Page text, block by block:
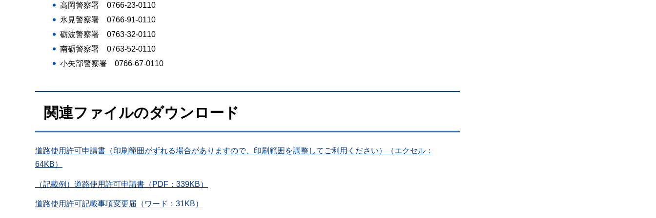
高岡警察署 0766-23-0110
氷見警察署 0766-91-0110
砺波警察署 0763-32-0110
南砺警察署 0763-52-0110
小矢部警察署 0766-67-0110
関連ファイルのダウンロード
道路使用許可申請書（印刷範囲がずれる場合がありますので、印刷範囲を調整してご利用ください）（エクセル：
64KB）
（記載例）道路使用許可申請書（PDF：339KB）
道路使用許可記載事項変更届（ワード：31KB）